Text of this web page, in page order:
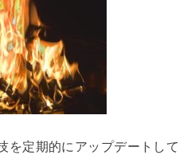
を定期的にアップデートして